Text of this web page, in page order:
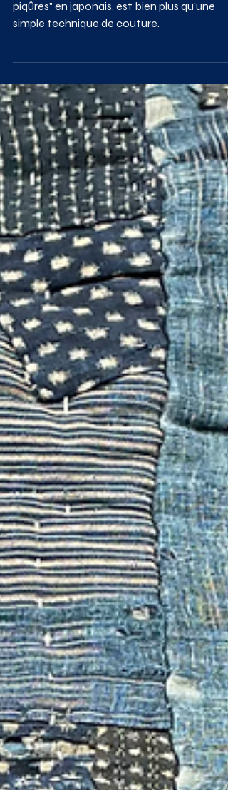
Le sashiko, qui signifie littéralement "petites
piqûres" en japonais, est bien plus qu'une